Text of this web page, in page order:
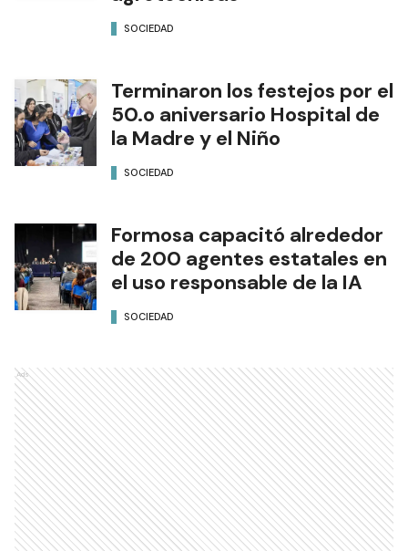
SOCIEDAD
Terminaron los festejos por el
50.o aniversario Hospital de
la Madre y el Niño
SOCIEDAD
Formosa capacitó alrededor
de 200 agentes estatales en
el uso responsable de la IA
SOCIEDAD
Ads